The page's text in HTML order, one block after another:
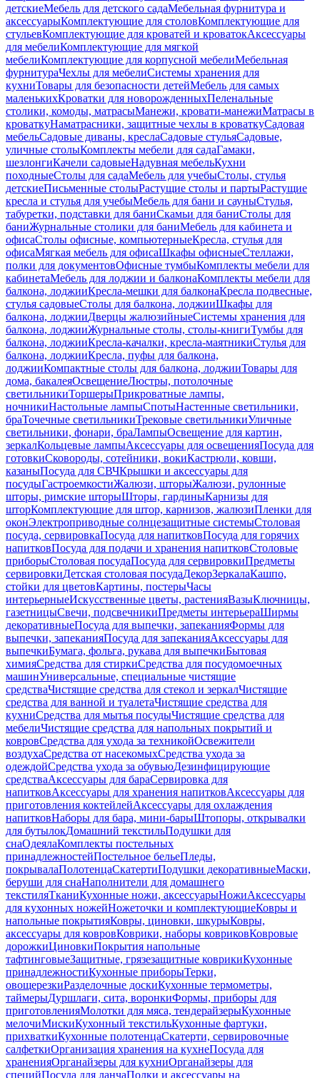
детскиеМебель для детского садаМебельная фурнитура и
аксессуарыКомплектующие для столовКомплектующие для
стульевКомплектующие для кроватей и кроватокАксессуары
для мебелиКомплектующие для мягкой
мебелиКомплектующие для корпусной мебелиМебельная
фурнитураЧехлы для мебелиСистемы хранения для
кухниТовары для безопасности детейМебель для самых
маленькихКроватки для новорожденныхПеленальные
столики, комоды, матрасыМанежи, кровати-манежиМатрасы в
кроваткуНаматрасники, защитные чехлы в кроваткуСадовая
мебельСадовые диваны, креслаСадовые стульяСадовые,
уличные столыКомплекты мебели для садаГамаки,
шезлонгиКачели садовыеНадувная мебельКухни
походныеСтолы для садаМебель для учебыСтолы, стулья
детскиеПисьменные столыРастущие столы и партыРастущие
кресла и стулья для учебыМебель для бани и сауныСтулья,
табуретки, подставки для баниСкамьи для баниСтолы для
баниЖурнальные столики для баниМебель для кабинета и
офисаСтолы офисные, компьютерныеКресла, стулья для
офисаМягкая мебель для офисаШкафы офисныеСтеллажи,
полки для документовОфисные тумбыКомплекты мебели для
кабинетаМебель для лоджии и балконаКомплекты мебели для
балкона, лоджииКресла-мешки для балконаКресла подвесные,
стулья садовыеСтолы для балкона, лоджииШкафы для
балкона, лоджииДверцы жалюзийныеСистемы хранения для
балкона, лоджииЖурнальные столы, столы-книгиТумбы для
балкона, лоджииКресла-качалки, кресла-маятникиСтулья для
балкона, лоджииКресла, пуфы для балкона,
лоджииКомпактные столы для балкона, лоджииТовары для
дома, бакалеяОсвещениеЛюстры, потолочные
светильникиТоршерыПрикроватные лампы,
ночникиНастольные лампыСпотыНастенные светильники,
браТочечные светильникиТрековые светильникиУличные
светильники, фонари, браЛампыОсвещение для картин,
зеркалКольцевые лампыАксессуары для освещенияПосуда для
готовкиСковороды, сотейники, вокиКастрюли, ковши,
казаныПосуда для СВЧКрышки и аксессуары для
посудыГастроемкостиЖалюзи, шторыЖалюзи, рулонные
шторы, римские шторыШторы, гардиныКарнизы для
шторКомплектующие для штор, карнизов, жалюзиПленки для
оконЭлектроприводные солнцезащитные системыСтоловая
посуда, сервировкаПосуда для напитковПосуда для горячих
напитковПосуда для подачи и хранения напитковСтоловые
приборыСтоловая посудаПосуда для сервировкиПредметы
сервировкиДетская столовая посудаДекорЗеркалаКашпо,
стойки для цветовКартины, постерыЧасы
интерьерныеИскусственные цветы, растенияВазыКлючницы,
газетницыСвечи, подсвечникиПредметы интерьераШирмы
декоративныеПосуда для выпечки, запеканияФормы для
выпечки, запеканияПосуда для запеканияАксессуары для
выпечкиБумага, фольга, рукава для выпечкиБытовая
химияСредства для стиркиСредства для посудомоечных
машинУниверсальные, специальные чистящие
средстваЧистящие средства для стекол и зеркалЧистящие
средства для ванной и туалетаЧистящие средства для
кухниСредства для мытья посудыЧистящие средства для
мебелиЧистящие средства для напольных покрытий и
ковровСредства для ухода за техникойОсвежители
воздухаСредства от насекомыхСредства ухода за
одеждойСредства ухода за обувьюДезинфицирующие
средстваАксессуары для бараСервировка для
напитковАксессуары для хранения напитковАксессуары для
приготовления коктейлейАксессуары для охлаждения
напитковНаборы для бара, мини-барыШтопоры, открывалки
для бутылокДомашний текстильПодушки для
снаОдеялаКомплекты постельных
принадлежностейПостельное бельеПледы,
покрывалаПолотенцаСкатертиПодушки декоративныеМаски,
беруши для снаНаполнители для домашнего
текстиляТканиКухонные ножи, аксессуарыНожиАксессуары
для кухонных ножейНожеточки и комплектующиеКовры и
напольные покрытияКовры, циновки, шкурыКовры,
аксессуары для ковровКоврики, наборы ковриковКовровые
дорожкиЦиновкиПокрытия напольные
тафтинговыеЗащитные, грязезащитные коврикиКухонные
принадлежностиКухонные приборыТерки,
овощерезкиРазделочные доскиКухонные термометры,
таймерыДуршлаги, сита, воронкиФормы, приборы для
приготовленияМолотки для мяса, тендерайзерыКухонные
мелочиМискиКухонный текстильКухонные фартуки,
прихваткиКухонные полотенцаСкатерти, сервировочные
салфеткиОрганизация хранения на кухнеПосуда для
храненияОрганайзеры для кухниОрганайзеры для
специйПосуда для ланчаПолки и аксессуары на